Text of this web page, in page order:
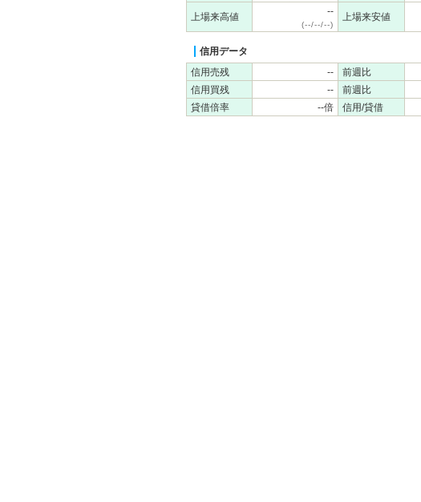
上場来高値 --
(--/--/--)
上場来安値
信用データ
信用売残
-- 前週比
信用買残
-- 前週比
貸借倍率
--倍 信用/貸借